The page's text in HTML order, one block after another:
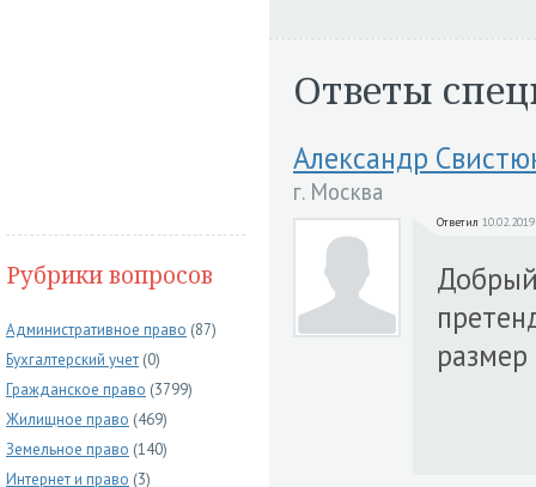
Рубрики вопросов
Административное право (87)
Бухгалтерский учет (0)
Гражданское право (3799)
Жилищное право (469)
Земельное право (140)
Интернет и право (3)
Ответы
Александр
г. Москва
Ответил